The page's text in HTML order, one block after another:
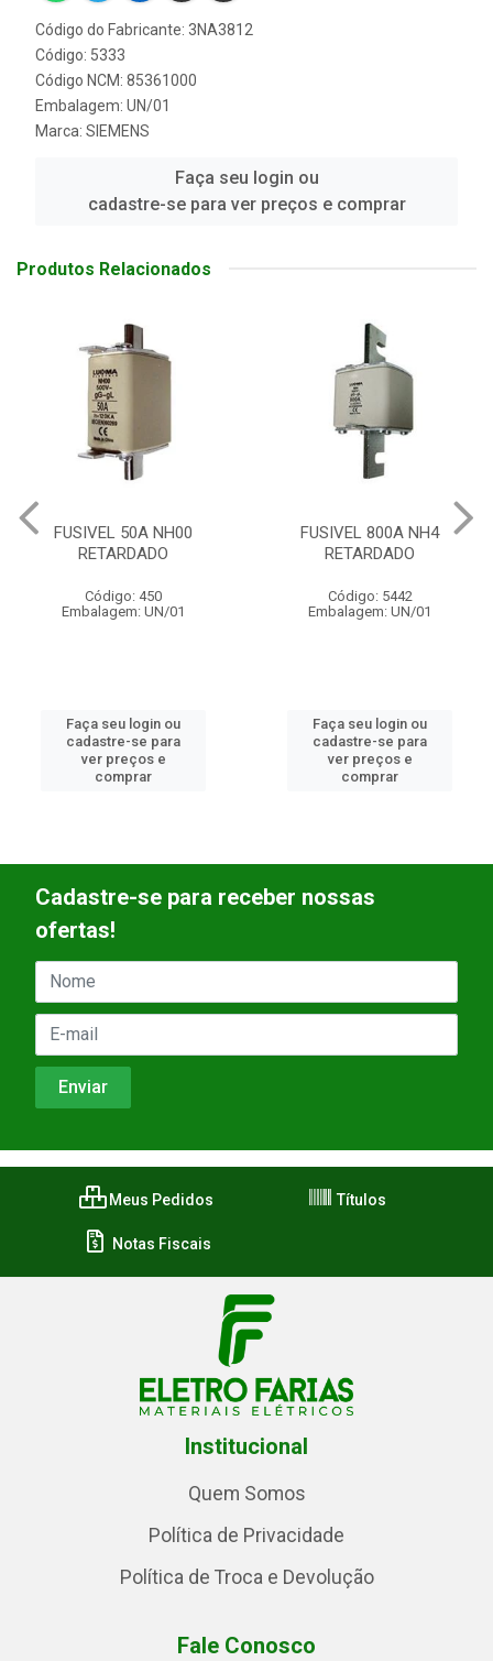
Código do Fabricante: 3NA3812
Código: 5333
Código NCM: 85361000
Embalagem: UN/01
Marca: SIEMENS
Faça seu login ou
cadastre-se para ver preços e comprar
Produtos Relacionados
FUSIVEL 800A NH4
RETARDADO
Código: 5442
Embalagem: UN/01
Faça seu login ou
cadastre-se para
ver preços e
comprar
FUSIVEL 100A NH00
RETARDADO
Código: 643
Embalagem: UN/01
Faça seu login ou
cadastre-se para
ver preços e
comprar
Cadastre-se para receber nossas
ofertas!
Meus Pedidos Títulos
Notas Fiscais
Institucional
Quem Somos
Política de Privacidade
Política de Troca e Devolução
Fale Conosco